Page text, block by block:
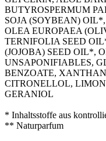
BUTYROSPERMUM
SOJA (SOYBEAN)
OLEA EUROPAEA
TERNIFOLIA SEED
(JOJOBA) SEED OIL*,
UNSAPONIFIABLES,
BENZOATE,
CITRONELLOL,
GERANIOL
* Inhaltsstoffe aus
** Naturparfum